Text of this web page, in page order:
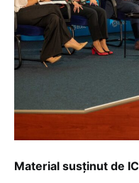
Material susținut de